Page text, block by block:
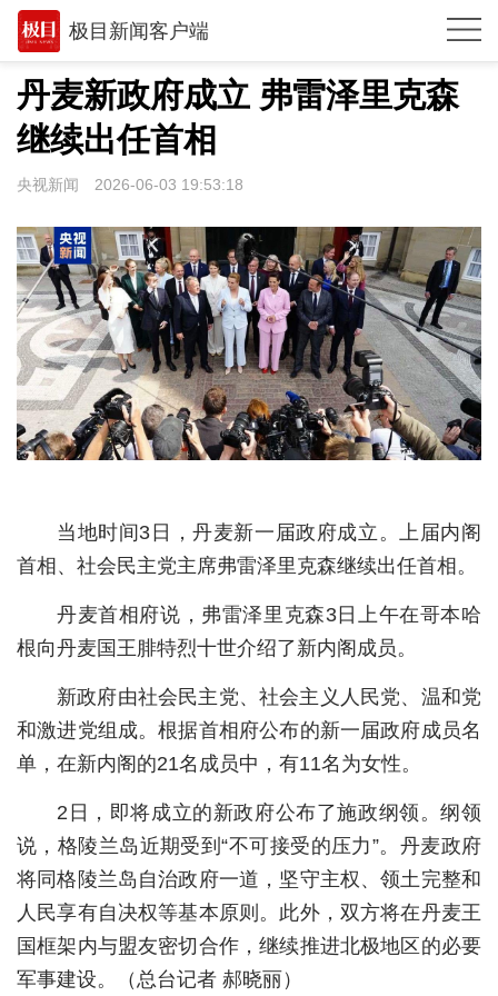
极目新闻客户端
推荐
观点
时政
武汉
世相
环球
专题
极客圈
城建
健康
相亲
汽车
房产
消费
创意
文化
丹麦新政府成立 弗雷泽里克森
继续出任首相
央视新闻 2026-06-03 19:53:18
当地时间3日，丹麦新一届政府成立。上届内阁
首相、社会民主党主席弗雷泽里克森继续出任首相。
丹麦首相府说，弗雷泽里克森3日上午在哥本哈
根向丹麦国王腓特烈十世介绍了新内阁成员。
新政府由社会民主党、社会主义人民党、温和党
和激进党组成。根据首相府公布的新一届政府成员名
单，在新内阁的21名成员中，有11名为女性。
2日，即将成立的新政府公布了施政纲领。纲领
说，格陵兰岛近期受到“不可接受的压力”。丹麦政府
将同格陵兰岛自治政府一道，坚守主权、领土完整和
人民享有自决权等基本原则。此外，双方将在丹麦王
国框架内与盟友密切合作，继续推进北极地区的必要
军事建设。（总台记者 郝晓丽）